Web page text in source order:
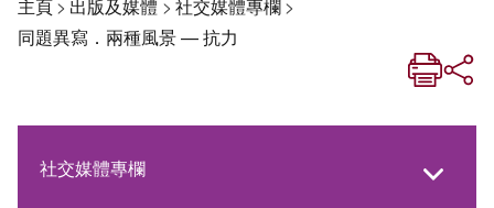
主頁> 出版及媒體 > 社交媒體專欄>
同題異寫．兩種風景 — 抗力
社交媒體專欄